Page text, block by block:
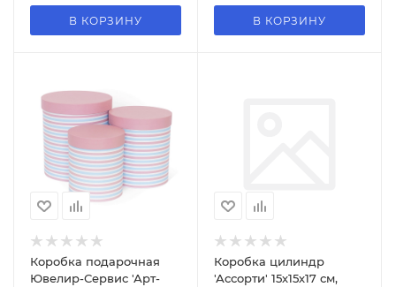
В КОРЗИНУ В КОРЗИНУ
Коробка подарочная
Ювелир-Сервис 'Арт-
Коробка цилиндр
'Ассорти' 15х15х17 см,